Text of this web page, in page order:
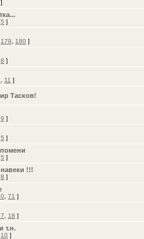
]
5 ]
179 180 ]
8 ]
11 ]
Тасков!
9 ]
5 ]
5 ]
!!!
8 ]
71 ]
18 ]
т.н.
10 ]